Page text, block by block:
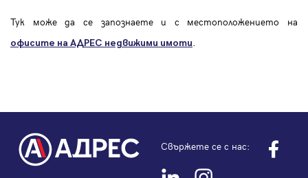
Тук може да се запознаете и с местоположението на
офисите на АДРЕС недвижими имоти
Свържете се с нас: